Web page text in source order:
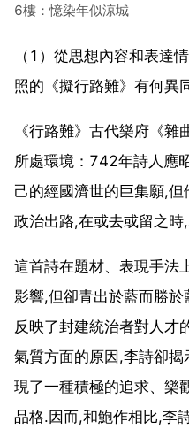
6樓：憶染年似涼城
（1）從思想內容和表達
照的《擬行路難》有何異
《行路難》古代樂府《雜
所處環境：742年詩人應
己的經國濟世的巨集願,
政治出路,在或去或留之時
這首詩在題材、表現手法
影響,但卻青出於藍而勝
反映了封建統治者對人才
氣質方面的原因,李詩卻
現了一種積極的追求、樂
品格.因而,和鮑作相比,李